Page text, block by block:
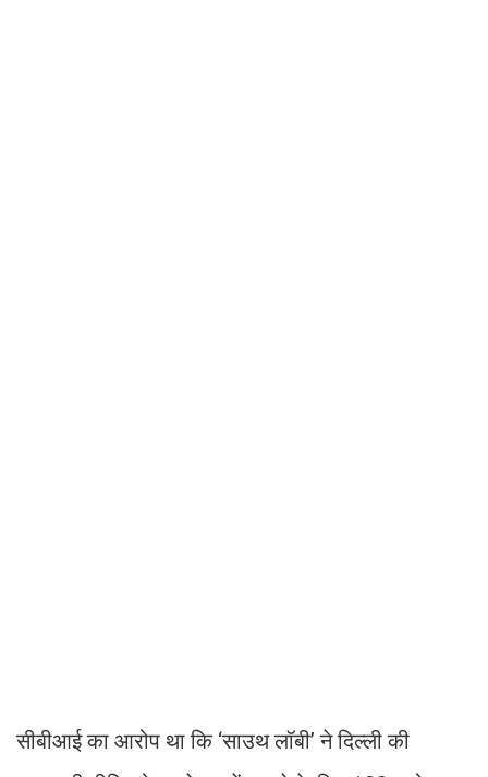
सीबीआई का आरोप था कि ‘साउथ लॉबी’ ने दिल्ली की